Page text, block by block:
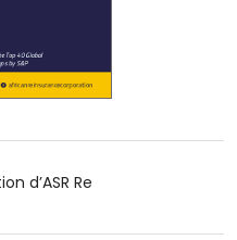
d’ASR Re